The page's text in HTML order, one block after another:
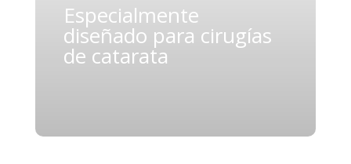
Especialmente
diseñado para cirugías
de catarata